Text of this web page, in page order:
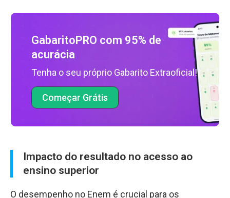
GabaritoPRO com 95% de
acurácia
Tenha o seu próprio Gabarito Extraoficial!
Começar Grátis
Impacto do resultado no acesso ao
ensino superior
O desempenho no Enem é crucial para os